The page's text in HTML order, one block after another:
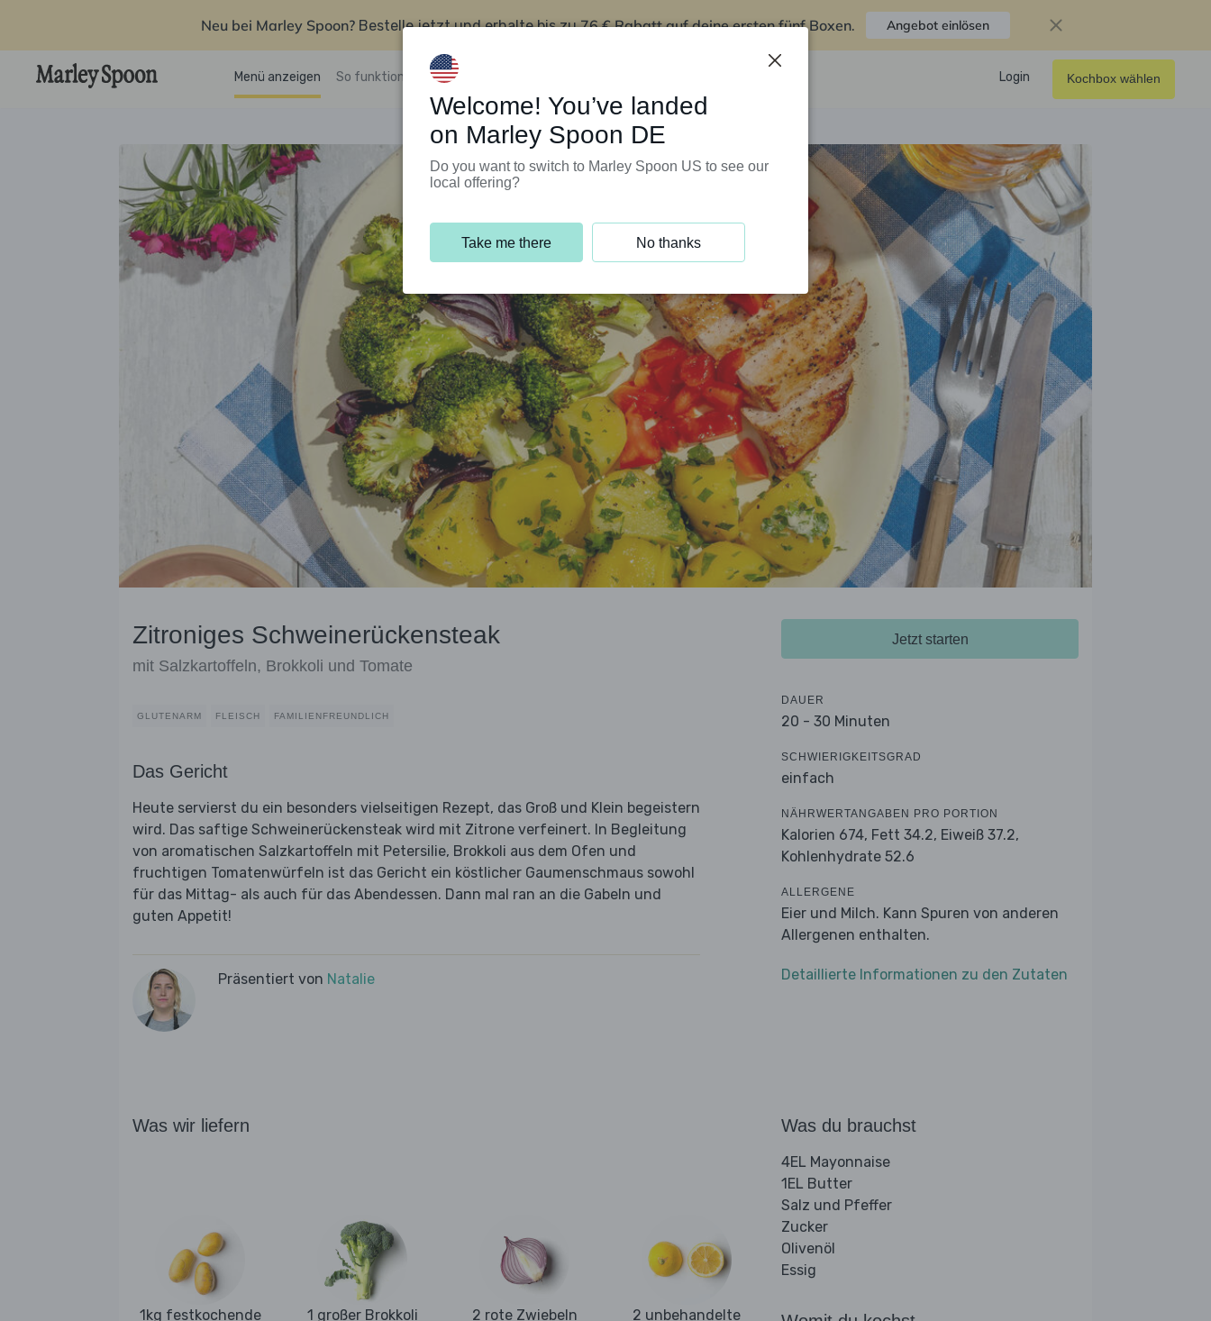
Neu bei Marley Spoon? Bestelle jetzt und erhalte bis zu76 € Rabatt auf deine ersten fünf Boxen. Angebot einlösen
Menü anzeigen So funktioniert’s Kundenservice Login Kochbox wählen
Zitroniges Schweinerückensteak
mit Salzkartoffeln, Brokkoli und Tomate
GLUTENARM FLEISCH FAMILIENFREUNDLICH
Das Gericht
Heute servierst du ein besonders vielseitigen Rezept, das Groß und Klein begeistern
wird. Das saftige Schweinerückensteak wird mit Zitrone verfeinert. In Begleitung
von aromatischen Salzkartoffeln mit Petersilie, Brokkoli aus dem Ofen und
fruchtigen Tomatenwürfeln ist das Gericht ein köstlicher Gaumenschmaus sowohl
für das Mittag- als auch für das Abendessen. Dann mal ran an die Gabeln und
guten Appetit!
Präsentiert von Natalie
Jetzt starten
DAUER
20 - 30 Minuten
SCHWIERIGKEITSGRAD
einfach
NÄHRWERTANGABEN PRO PORTION
Kalorien 674, Fett 34.2, Eiweiß 37.2,
Kohlenhydrate 52.6
ALLERGENE
Eier und Milch. Kann Spuren von anderen
Allergenen enthalten.
Detaillierte Informationen zu den Zutaten
Was wir liefern
1kg festkochende
1 großer Brokkoli 2 rote Zwiebeln
2 unbehandelte
Was du brauchst
4EL Mayonnaise
1EL Butter
Salz und Pfeffer
Zucker
Olivenöl
Essig
Welcome! You’ve landed
on Marley Spoon DE
Do you want to switch to Marley Spoon US to see our
local offering?
Take me there No thanks